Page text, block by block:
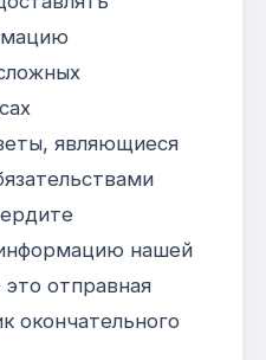
являющиеся
нашей
отправная
окончательного